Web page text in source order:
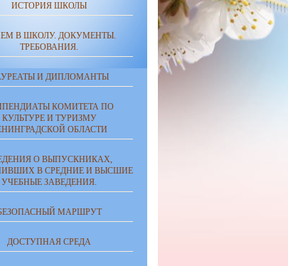
ИСТОРИЯ ШКОЛЫ
В ШКОЛУ. ДОКУМЕНТЫ.
ТРЕБОВАНИЯ.
И ДИПЛОМАНТЫ
КОМИТЕТА ПО
КУЛЬТУРЕ И ТУРИЗМУ
ОБЛАСТИ
О ВЫПУСКНИКАХ,
В СРЕДНИЕ И ВЫСШИЕ
УЧЕБНЫЕ ЗАВЕДЕНИЯ.
МАРШРУТ
ДОСТУПНАЯ СРЕДА